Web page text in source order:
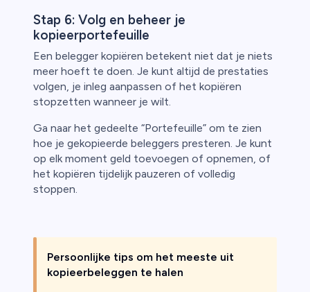
Stap 6: Volg en beheer je
kopieerportefeuille
Een belegger kopiëren betekent niet dat je niets
meer hoeft te doen. Je kunt altijd de prestaties
volgen, je inleg aanpassen of het kopiëren
stopzetten wanneer je wilt.
Ga naar het gedeelte “Portefeuille” om te zien
hoe je gekopieerde beleggers presteren. Je kunt
op elk moment geld toevoegen of opnemen, of
het kopiëren tijdelijk pauzeren of volledig
stoppen.
Persoonlijke tips om het meeste uit
kopieerbeleggen te halen